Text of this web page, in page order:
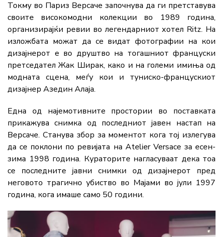
Токму во Париз Версаче започнува да ги претставува
своите високомодни колекции во 1989 година,
организирајќи ревии во легендарниот хотел Ritz. На
изложбата можат да се видат фотографии на кои
дизајнерот е во друштво на тогашниот француски
претседател Жак Ширак, како и на големи имиња од
модната сцена, меѓу кои и туниско-францускиот
дизајнер Азедин Алаја.
Една од најемотивните простории во поставката
прикажува снимка од последниот јавен настап на
Версаче. Станува збор за моментот кога тој излегува
да се поклони по ревијата на Atelier Versace за есен-
зима 1998 година. Кураторите нагласуваат дека тоа
се последните јавни снимки од дизајнерот пред
неговото трагично убиство во Мајами во јули 1997
година, кога имаше само 50 години.